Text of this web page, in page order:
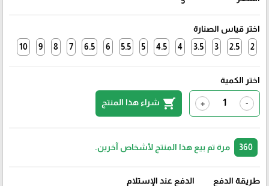
اختر قياس الصنارة
2
2.5
3
3.5
4
4.5
5
5.5
6
6.5
7
8
9
10
اختر الكمية
-
+
shopping_cart شراء هذا المنتج
مرة تم بيع هذا المنتج لأشخاص آخرين.
طريقة الدفع
الدفع عند الإستلام